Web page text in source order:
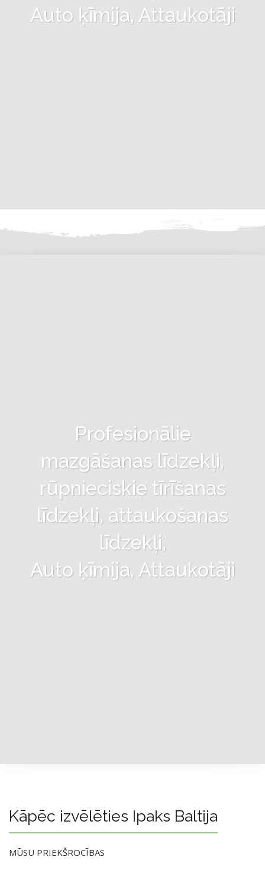
Auto ķīmija, Attaukotāji
Profesionālie
mazgāšanas līdzekļi,
rūpnieciskie tīrīšanas
līdzekļi, attaukošanas
līdzekļi,
Auto ķīmija, Attaukotāji
Kāpēc izvēlēties Ipaks Baltija
MŪSU PRIEKŠROCĪBAS